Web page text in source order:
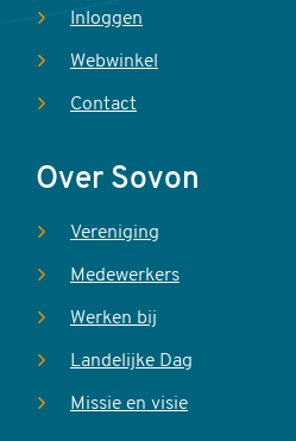
Inloggen
Webwinkel
Contact
Over Sovon
Vereniging
Medewerkers
Werken bij
Landelijke Dag
Missie en visie